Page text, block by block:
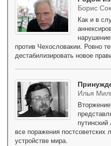
Борис
Как и в
против Чехословакии. Ровно
дестабилизировать новое
Илья
все поражения
устройстве мира.